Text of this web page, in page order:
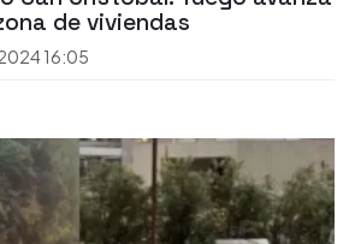
de viviendas
16:05